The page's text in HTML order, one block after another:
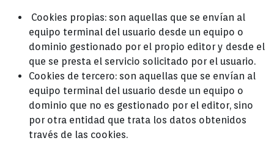
Cookies propias: son aquellas que se envían al
equipo terminal del usuario desde un equipo o
dominio gestionado por el propio editor y desde el
que se presta el servicio solicitado por el usuario.
Cookies de tercero: son aquellas que se envían al
equipo terminal del usuario desde un equipo o
dominio que no es gestionado por el editor, sino
por otra entidad que trata los datos obtenidos
través de las cookies.